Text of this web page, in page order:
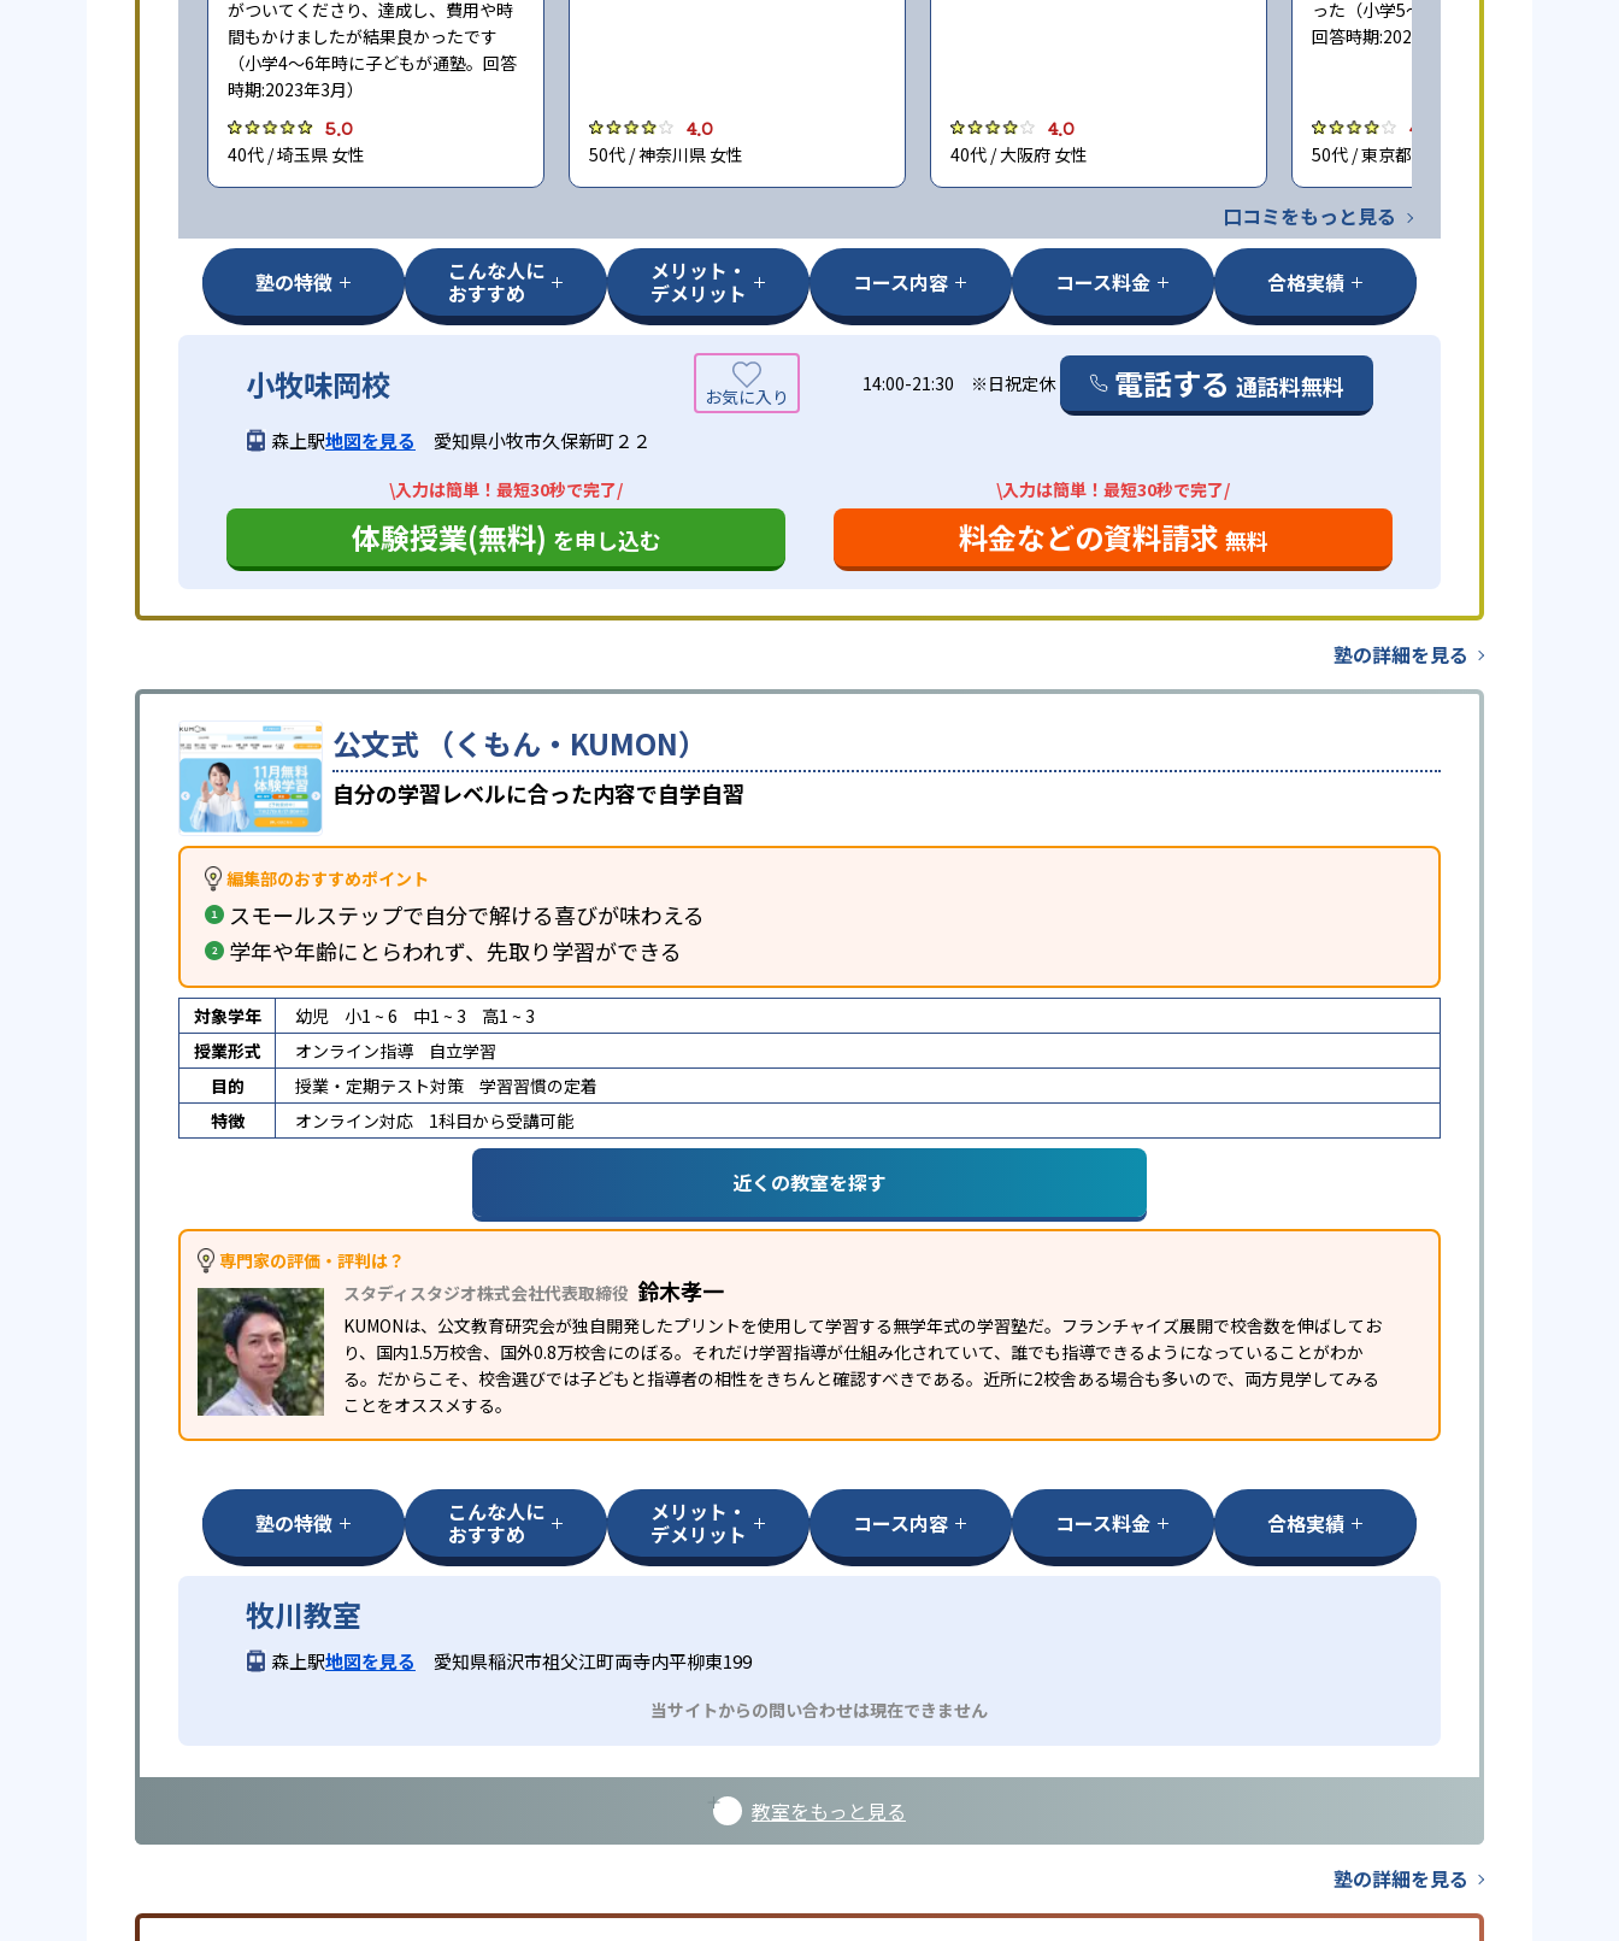
がついてくださり、達成し、費用や時
間もかけましたが結果良かったです
（小学4〜6年時に子どもが通塾。回答
時期:2023年3月）
5.0
40代 / 埼玉県 女性
4.0
50代 / 神奈川県 女性
4.0
40代 / 大阪府 女性
った（小学5〜6年時に子どもが通塾。
回答時期:2023年3月）
4.0
50代 / 東京都 女性
口コミをもっと見る
塾の特徴 こんな人に
おすすめ
メリット・
デメリット コース内容 コース料金 合格実績
小牧味岡校 14:00-21:30 ※日祝定休 電話する 通話料無料
森上駅地図を見る 愛知県小牧市久保新町２２
\入力は簡単！最短30秒で完了/
体験授業(無料) を申し込む
\入力は簡単！最短30秒で完了/
料金などの資料請求 無料
塾の詳細を見る
公文式 （くもん・KUMON）
自分の学習レベルに合った内容で自学自習
編集部のおすすめポイント
スモールステップで自分で解ける喜びが味わえる
学年や年齢にとらわれず、先取り学習ができる
対象学年 幼児 小1 ~ 6 中1 ~ 3
高1 ~ 3
授業形式
オンライン指導
自立学習
目的
授業・定期テスト対策
学習習慣の定着
特徴
オンライン対応 1科目から受講可能
近くの教室を探す
専門家の評価・評判は？
スタディスタジオ株式会社代表取締役 鈴木孝一
KUMONは、公文教育研究会が独自開発したプリントを使用して学習する無学年式の学習塾だ。フランチャイズ展開で校舎数を伸ばしてお
り、国内1.5万校舎、国外0.8万校舎にのぼる。それだけ学習指導が仕組み化されていて、誰でも指導できるようになっていることがわか
る。だからこそ、校舎選びでは子どもと指導者の相性をきちんと確認すべきである。近所に2校舎ある場合も多いので、両方見学してみる
ことをオススメする。
塾の特徴 こんな人に
おすすめ
メリット・
デメリット コース内容 コース料金 合格実績
牧川教室
森上駅地図を見る 愛知県稲沢市祖父江町両寺内平柳東199
当サイトからの問い合わせは現在できません
教室をもっと見る
塾の詳細を見る